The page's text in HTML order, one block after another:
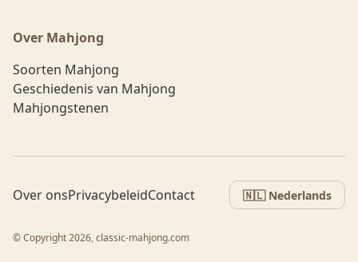
Over Mahjong
Soorten Mahjong
Geschiedenis van Mahjong
Mahjongstenen
Over onsPrivacybeleidContact 🇳🇱 Nederlands
© Copyright 2026, classic-mahjong.com